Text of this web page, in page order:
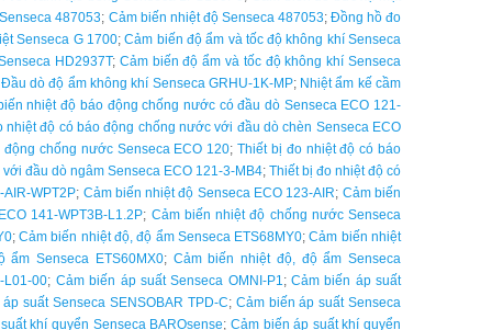
487053; Cảm biến nhiệt độ Senseca 487053; Đồng hồ đo
Senseca G 1700;Cảm biến độ ẩm và tốc độ không khí Senseca
HD2937T; Cảm biến độ ẩm và tốc độ không khí Senseca
Đầu dò độ ẩm không khí Senseca GRHU-1K-MP; Nhiệt ẩm kế cầm
nhiệt độ báo động chống nước có đầu dò Senseca ECO 121-
nhiệt độ có báo động chống nước với đầu dò chèn Senseca ECO
chống nước Senseca ECO 120;Thiết bị đo nhiệt độ có báo
đầu dò ngâm Senseca ECO 121-3-MB4; Thiết bị đo nhiệt độ có
WPT2P; Cảm biến nhiệt độ Senseca ECO 123-AIR; Cảm biến
141-WPT3B-L1.2P; Cảm biến nhiệt độ chống nước Senseca
;Cảm biến nhiệt độ, độ ẩm Senseca ETS68MY0;Cảm biến nhiệt
ẩm Senseca ETS60MX0; Cảm biến nhiệt độ, độ ẩm Senseca
L01-00; Cảm biến áp suất Senseca OMNI-P1;Cảm biến áp suất
suất Senseca SENSOBAR TPD-C; Cảm biến áp suất Senseca
khí quyển Senseca BAROsense; Cảm biến áp suất khí quyển